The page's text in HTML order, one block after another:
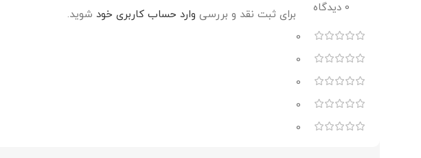
0 دیدگاه
0
0
0
0
0
برای ثبت نقد و بررسی وارد حساب کاربری خود شوید.